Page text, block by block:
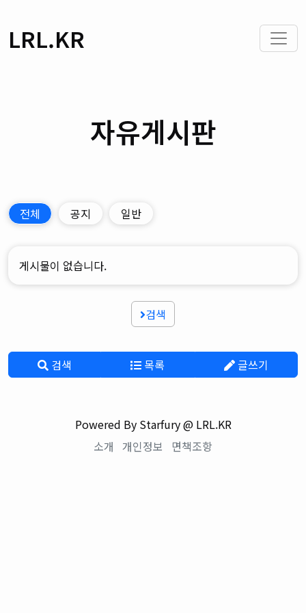
LRL.KR
자유게시판
전체 공지 일반
게시물이 없습니다.
검색
검색 목록 글쓰기
Powered By Starfury @ LRL.KR
소개 개인정보 면책조항